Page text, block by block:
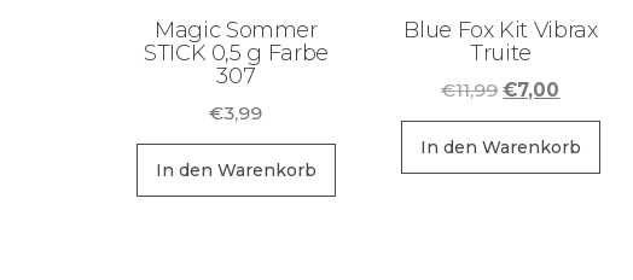
Magic Sommer
STICK 0,5 g Farbe
307
€3,99
In den Warenkorb
Blue Fox Kit Vibrax
Truite
€11,99Ursprünglicher
Preis
war:
€11,99
€7,00
Preis
ist:
€7,00.
In den Warenkorb